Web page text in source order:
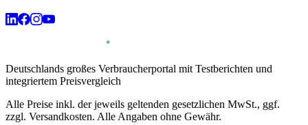
Deutschlands großes Verbraucherportal mit Testberichten und
integriertem Preisvergleich
Alle Preise inkl. der jeweils geltenden gesetzlichen MwSt., ggf.
zzgl. Versandkosten. Alle Angaben ohne Gewähr.